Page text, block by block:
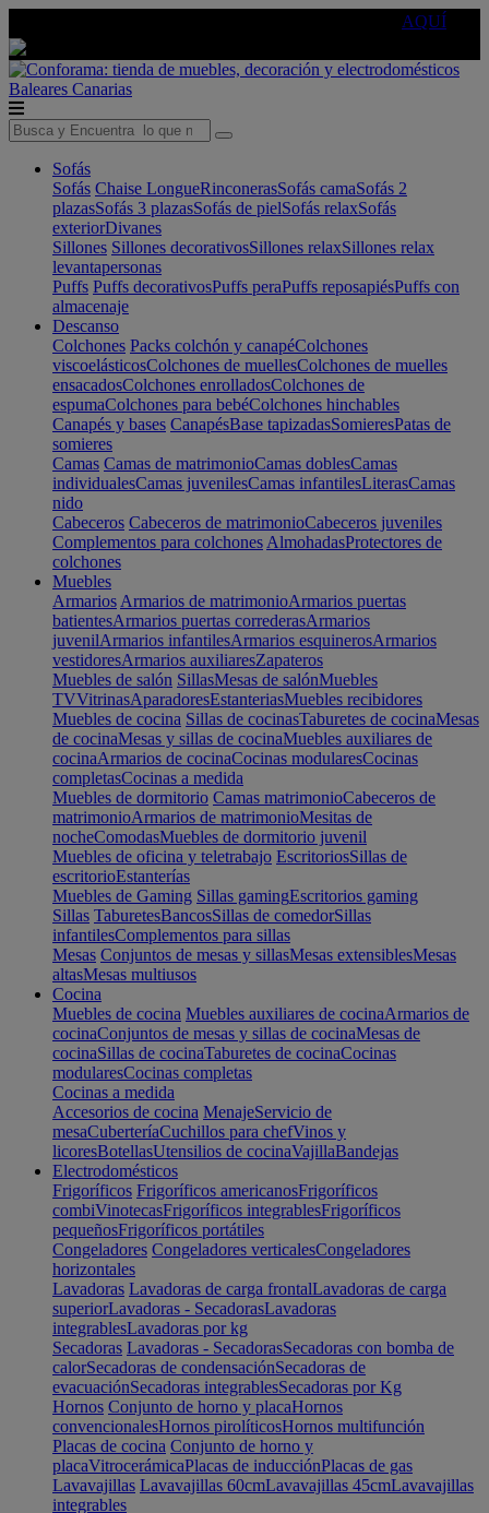
AQUÍ
Baleares Canarias
Sofás
Sofás Chaise LongueRinconerasSofás camaSofás 2
plazasSofás 3 plazasSofás de pielSofás relaxSofás
exteriorDivanes
Sillones Sillones decorativosSillones relaxSillones relax
levantapersonas
Puffs Puffs decorativosPuffs peraPuffs reposapiésPuffs con
almacenaje
Descanso
Colchones Packs colchón y canapéColchones
viscoelásticosColchones de muellesColchones de muelles
ensacadosColchones enrolladosColchones de
espumaColchones para bebéColchones hinchables
Canapés y bases CanapésBase tapizadasSomieresPatas de
somieres
Camas Camas de matrimonioCamas doblesCamas
individualesCamas juvenilesCamas infantilesLiterasCamas
nido
Cabeceros Cabeceros de matrimonioCabeceros juveniles
Complementos para colchones AlmohadasProtectores de
colchones
Muebles
Armarios Armarios de matrimonioArmarios puertas
batientesArmarios puertas correderasArmarios
juvenilArmarios infantilesArmarios esquinerosArmarios
vestidoresArmarios auxiliaresZapateros
Muebles de salón SillasMesas de salónMuebles
TVVitrinasAparadoresEstanteriasMuebles recibidores
Muebles de cocina Sillas de cocinasTaburetes de cocinaMesas
de cocinaMesas y sillas de cocinaMuebles auxiliares de
cocinaArmarios de cocinaCocinas modularesCocinas
completasCocinas a medida
Muebles de dormitorio Camas matrimonioCabeceros de
matrimonioArmarios de matrimonioMesitas de
nocheComodasMuebles de dormitorio juvenil
Muebles de oficina y teletrabajo EscritoriosSillas de
escritorioEstanterías
Muebles de Gaming Sillas gamingEscritorios gaming
Sillas TaburetesBancosSillas de comedorSillas
infantilesComplementos para sillas
Mesas Conjuntos de mesas y sillasMesas extensiblesMesas
altasMesas multiusos
Cocina
Muebles de cocina Muebles auxiliares de cocinaArmarios de
cocinaConjuntos de mesas y sillas de cocinaMesas de
cocinaSillas de cocinaTaburetes de cocinaCocinas
modularesCocinas completas
Cocinas a medida
Accesorios de cocina MenajeServicio de
mesaCuberteríaCuchillos para chefVinos y
licoresBotellasUtensilios de cocinaVajillaBandejas
Electrodomésticos
Frigoríficos Frigoríficos americanosFrigoríficos
combiVinotecasFrigoríficos integrablesFrigoríficos
pequeñosFrigoríficos portátiles
Congeladores Congeladores verticalesCongeladores
horizontales
Lavadoras Lavadoras de carga frontalLavadoras de carga
superiorLavadoras - SecadorasLavadoras
integrablesLavadoras por kg
Secadoras Lavadoras - SecadorasSecadoras con bomba de
calorSecadoras de condensaciónSecadoras de
evacuaciónSecadoras integrablesSecadoras por Kg
Hornos Conjunto de horno y placaHornos
convencionalesHornos pirolíticosHornos multifunción
Placas de cocina Conjunto de horno y
placaVitrocerámicaPlacas de inducciónPlacas de gas
Lavavajillas Lavavajillas 60cmLavavajillas 45cmLavavajillas
integrables